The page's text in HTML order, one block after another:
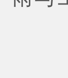
哥